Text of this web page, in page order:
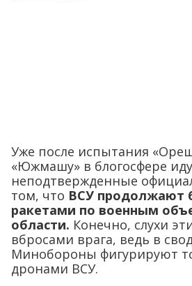
Уже после испытания
«Южмашу» в блогосфере
неподтвержденные
том, что ВСУ продолжают
ракетами по военным
области. Конечно, слухи
вбросами врага, ведь в
Минобороны фигурируют
дронами ВСУ.